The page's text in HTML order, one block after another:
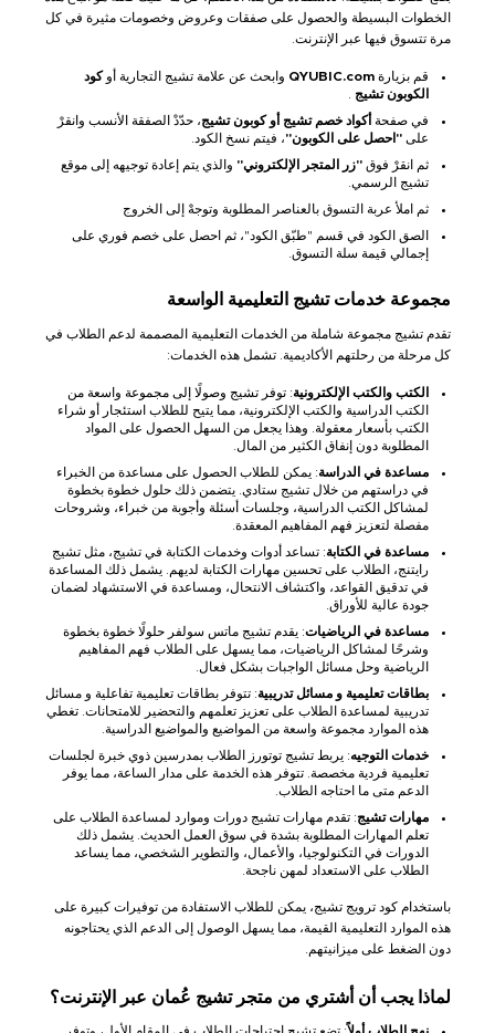
الخطوات البسيطة والحصول على صفقات وعروض وخصومات مثيرة في كل
مرة تتسوق فيها عبر الإنترنت.
قم بزيارة QYUBIC.com وابحث عن علامة تشيج التجارية أوكود
الكوبون تشيج
في صفحة أكواد خصم تشيج أو كوبون تشيج، حدّدْ الصفقة الأنسب وانقرْ
على "احصل على الكوبون"، فيتم نسخ الكود.
ثم انقرْ فوق "زر المتجر الإلكتروني" والذي يتم إعادة توجيهه إلى موقع
تشيج الرسمي.
ثم املأ عربة التسوق بالعناصر المطلوبة وتوجهْ إلى الخروج
الصق الكود في قسم "طبّق الكود"، ثم احصل على خصم فوري على
إجمالي قيمة سلة التسوق.
مجموعة خدمات تشيج التعليمية الواسعة
تقدم تشيج مجموعة شاملة من الخدمات التعليمية المصممة لدعم الطلاب في
كل مرحلة من رحلتهم الأكاديمية. تشمل هذه الخدمات:
الكتب والكتب الإلكترونية: توفر تشيج وصولًا إلى مجموعة واسعة من
الكتب الدراسية والكتب الإلكترونية، مما يتيح للطلاب استئجار أو شراء
الكتب بأسعار معقولة. وهذا يجعل من السهل الحصول على المواد
المطلوبة دون إنفاق الكثير من المال.
مساعدة في الدراسة: يمكن للطلاب الحصول على مساعدة من الخبراء
في دراستهم من خلال تشيج ستادي. يتضمن ذلك حلول خطوة بخطوة
لمشاكل الكتب الدراسية، وجلسات أسئلة وأجوبة من خبراء، وشروحات
مفصلة لتعزيز فهم المفاهيم المعقدة.
مساعدة في الكتابة: تساعد أدوات وخدمات الكتابة في تشيج، مثل تشيج
رايتنج، الطلاب على تحسين مهارات الكتابة لديهم. يشمل ذلك المساعدة
في تدقيق القواعد، واكتشاف الانتحال، ومساعدة في الاستشهاد لضمان
جودة عالية للأوراق.
مساعدة في الرياضيات: يقدم تشيج ماتس سولفر حلولًا خطوة بخطوة
وشرحًا لمشاكل الرياضيات، مما يسهل على الطلاب فهم المفاهيم
الرياضية وحل مسائل الواجبات بشكل فعال.
بطاقات تعليمية و مسائل تدريبية: تتوفر بطاقات تعليمية تفاعلية و مسائل
تدريبية لمساعدة الطلاب على تعزيز تعلمهم والتحضير للامتحانات. تغطي
هذه الموارد مجموعة واسعة من المواضيع والمواضيع الدراسية.
خدمات التوجيه: يربط تشيج توتورز الطلاب بمدرسين ذوي خبرة لجلسات
تعليمية فردية مخصصة. تتوفر هذه الخدمة على مدار الساعة، مما يوفر
الدعم متى ما احتاجه الطلاب.
مهارات تشيج: تقدم مهارات تشيج دورات وموارد لمساعدة الطلاب على
تعلم المهارات المطلوبة بشدة في سوق العمل الحديث. يشمل ذلك
الدورات في التكنولوجيا، والأعمال، والتطوير الشخصي، مما يساعد
الطلاب على الاستعداد لمهن ناجحة.
باستخدام كود ترويج تشيج، يمكن للطلاب الاستفادة من توفيرات كبيرة على
هذه الموارد التعليمية القيمة، مما يسهل الوصول إلى الدعم الذي يحتاجونه
دون الضغط على ميزانيتهم.
لماذا يجب أن أشتري من متجر تشيج عُمان عبر الإنترنت؟